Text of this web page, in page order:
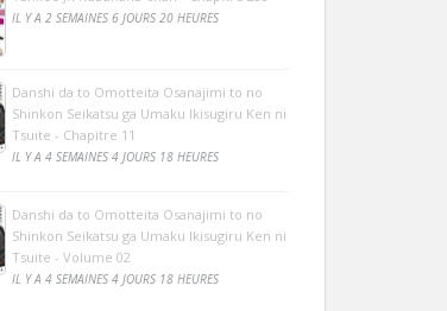
IL Y A 2 SEMAINES 6 JOURS 20 HEURES
Danshi da to Omotteita Osanajimi to no
Shinkon Seikatsu ga Umaku Ikisugiru Ken ni
Tsuite - Chapitre 11
IL Y A 4 SEMAINES 4 JOURS 18 HEURES
Danshi da to Omotteita Osanajimi to no
Shinkon Seikatsu ga Umaku Ikisugiru Ken ni
Tsuite - Volume 02
IL Y A 4 SEMAINES 4 JOURS 18 HEURES